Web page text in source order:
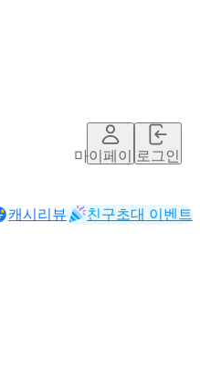
마이페이지로그인
캐시리뷰 친구초대 이벤트